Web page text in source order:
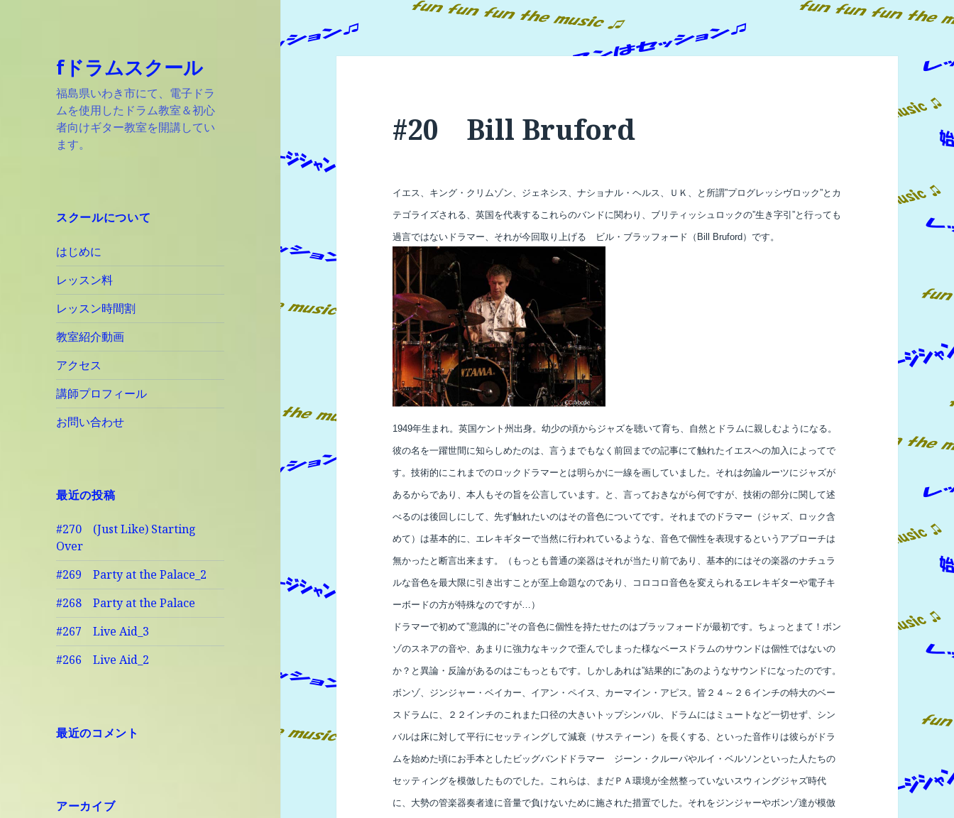
fドラムスクール
福島県いわき市にて、電子ドラ
ムを使用したドラム教室＆初心
者向けギター教室を開講してい
ます。
スクールについて
はじめに
レッスン料
レッスン時間割
教室紹介動画
アクセス
講師プロフィール
お問い合わせ
最近の投稿
#270 (Just Like) Starting
Over
#269 Party at the Palace_2
#268 Party at the Palace
#267 Live Aid_3
#266 Live Aid_2
最近のコメント
アーカイブ
#20 Bill Bruford
イエス、キング・クリムゾン、ジェネシス、ナショナル・ヘルス、ＵＫ、と所謂”プログレッシヴロック”とカ
テゴライズされる、英国を代表するこれらのバンドに関わり、ブリティッシュロックの”生き字引”と行っても
過言ではないドラマー、それが今回取り上げる ビル・ブラッフォード（Bill Bruford）です。
1949年生まれ。英国ケント州出身。幼少の頃からジャズを聴いて育ち、自然とドラムに親しむようになる。
彼の名を一躍世間に知らしめたのは、言うまでもなく前回までの記事にて触れたイエスへの加入によってで
す。技術的にこれまでのロックドラマーとは明らかに一線を画していました。それは勿論ルーツにジャズが
あるからであり、本人もその旨を公言しています。と、言っておきながら何ですが、技術の部分に関して述
べるのは後回しにして、先ず触れたいのはその音色についてです。それまでのドラマー（ジャズ、ロック含
めて）は基本的に、エレキギターで当然に行われているような、音色で個性を表現するというアプローチは
無かったと断言出来ます。（もっとも普通の楽器はそれが当たり前であり、基本的にはその楽器のナチュラ
ルな音色を最大限に引き出すことが至上命題なのであり、コロコロ音色を変えられるエレキギターや電子キ
ーボードの方が特殊なのですが…）
ドラマーで初めて”意識的に”その音色に個性を持たせたのはブラッフォードが最初です。ちょっとまて！ボン
ゾのスネアの音や、あまりに強力なキックで歪んでしまった様なベースドラムのサウンドは個性ではないの
か？と異論・反論があるのはごもっともです。しかしあれは”結果的に”あのようなサウンドになったのです。
ボンゾ、ジンジャー・ベイカー、イアン・ペイス、カーマイン・アピス。皆２４～２６インチの特大のベー
スドラムに、２２インチのこれまた口径の大きいトップシンバル、ドラムにはミュートなど一切せず、シン
バルは床に対して平行にセッティングして減衰（サスティーン）を長くする、といった音作りは彼らがドラ
ムを始めた頃にお手本としたビッグバンドドラマー ジーン・クルーパやルイ・ベルソンといった人たちの
セッティングを模倣したものでした。これらは、まだＰＡ環境が全然整っていないスウィングジャズ時代
に、大勢の管楽器奏者達に音量で負けないために施された措置でした。それをジンジャーやボンゾ達が模倣